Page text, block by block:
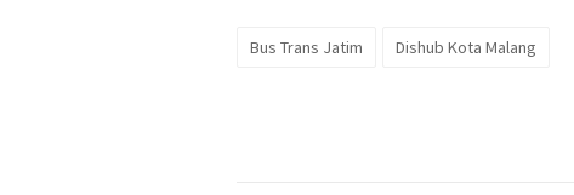
Bus Trans Jatim Dishub Kota Malang